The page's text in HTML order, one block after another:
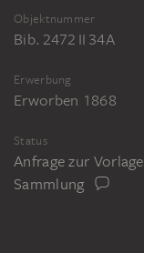
Objektnummer
Bib. 2472 II 34A
Erwerbung
Erworben 1868
Status
Anfrage zur
Sammlung